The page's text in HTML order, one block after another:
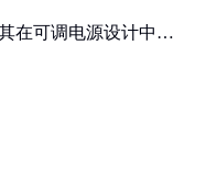
在可调电源设计中的